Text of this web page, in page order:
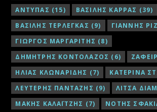
ΑΝΤΥΠΑΣ (15) ΒΑΣΙΛΗΣ ΚΑΡΡΑΣ (39)
ΒΑΣΙΛΗΣ ΤΕΡΛΕΓΚΑΣ (9) ΓΙΑΝΝΗΣ
ΓΙΩΡΓΟΣ ΜΑΡΓΑΡΙΤΗΣ (8)
ΔΗΜΗΤΡΗΣ ΚΟΝΤΟΛΑΖΟΣ (6)
ΗΛΙΑΣ ΚΛΩΝΑΡΙΔΗΣ (7) ΚΑΤΕΡΙΝΑ
ΛΕΥΤΕΡΗΣ ΠΑΝΤΑΖΗΣ (9) ΛΙΤΣΑ
ΜΑΚΗΣ ΚΑΛΑΪΤΖΗΣ (7) ΝΟΤΗΣ